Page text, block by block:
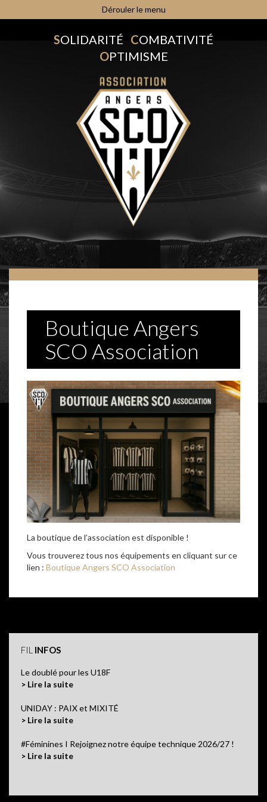
Dérouler le menu
SOLIDARITÉ COMBATIVITÉ
OPTIMISME
Boutique Angers
SCO Association
La boutique de l’association est disponible !
Vous trouverez tous nos équipements en cliquant sur ce
lien : Boutique Angers SCO Association
FIL INFOS
Le doublé pour les U18F
> Lire la suite
UNIDAY : PAIX et MIXITÉ
> Lire la suite
#Féminines I Rejoignez notre équipe technique 2026/27 !
> Lire la suite